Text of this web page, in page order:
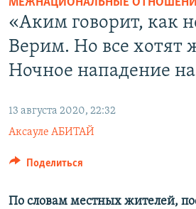
«Аким говорит, как
Верим. Но все хотят
Ночное нападение
13 августа 2020, 22:32
Аксауле АБИТАЙ
Поделиться
По словам местных жителей,